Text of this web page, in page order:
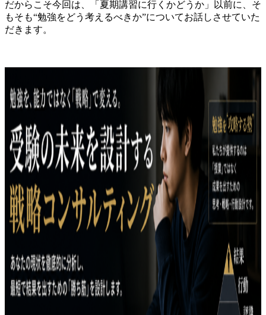
だからこそ今回は、「夏期講習に行くかどうか」以前に、そ
もそも“勉強をどう考えるべきか”についてお話しさせていた
だきます。